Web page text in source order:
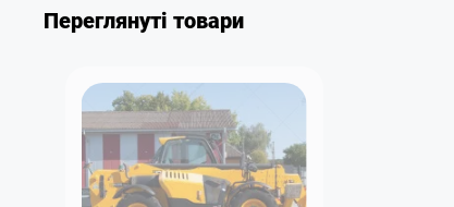
Переглянуті товари